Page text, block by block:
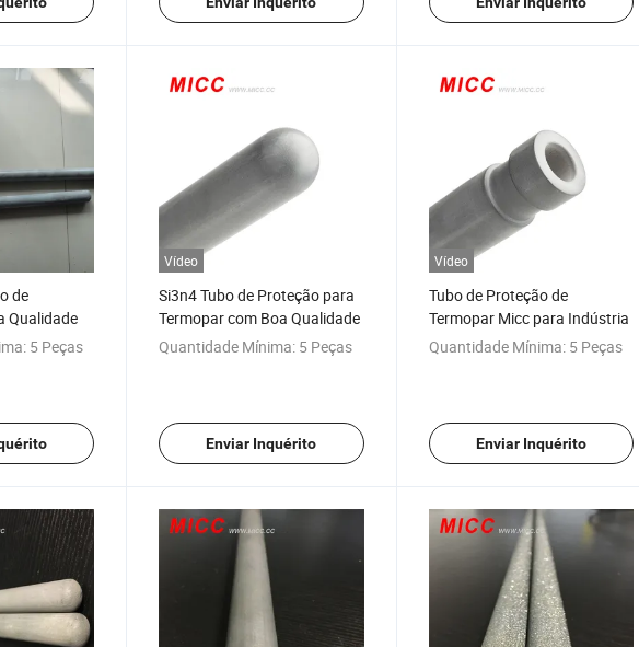
de
Qualidade
5 Peças
Vídeo
Si3n4 Tubo de Proteção para
Termopar com Boa Qualidade
Quantidade Mínima: 5 Peças
Enviar Inquérito
Vídeo
Tubo de Proteção de
Termopar Micc para Indústria
Quantidade Mínima: 5 Peças
Enviar Inquérito